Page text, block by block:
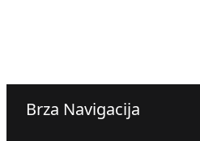
Brza Navigacija